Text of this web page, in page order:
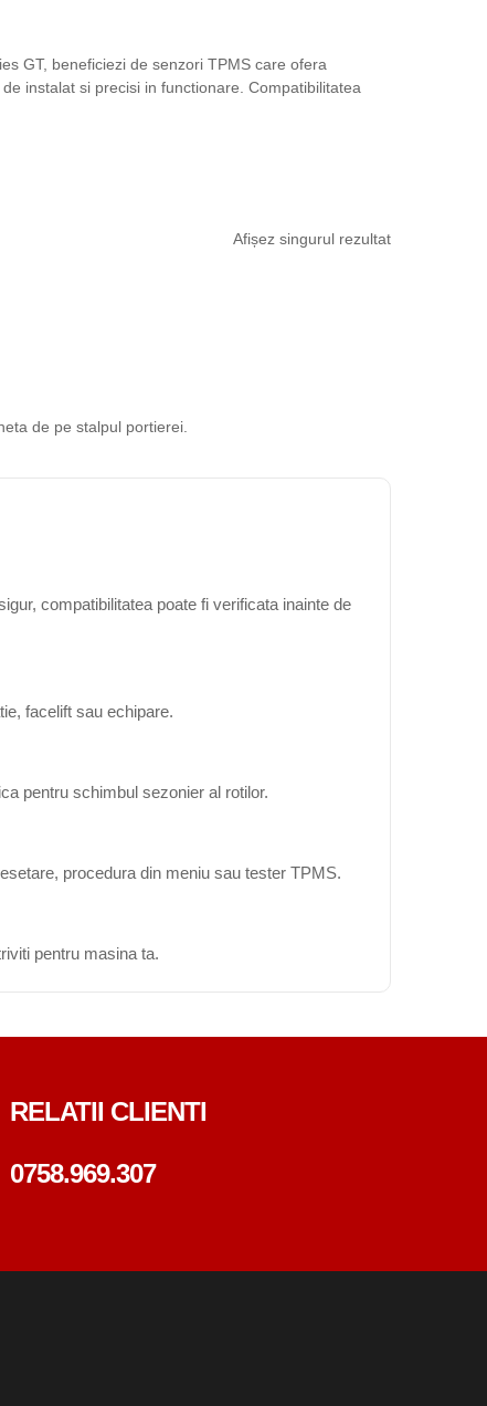
GT, beneficiezi de senzori TPMS care ofera
instalat si precisi in functionare. Compatibilitatea
Afișez singurul rezultat
de pe stalpul portierei.
compatibilitatea poate fi verificata inainte de
facelift sau echipare.
pentru schimbul sezonier al rotilor.
procedura din meniu sau tester TPMS.
pentru masina ta.
RELATII CLIENTI
0758.969.307